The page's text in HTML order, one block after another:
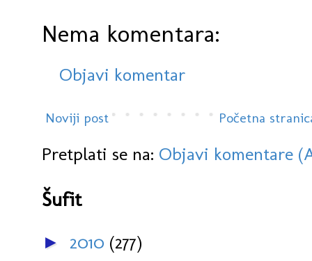
Nema komentara:
Objavi komentar
Noviji post Početna
Pretplati se na: Objavi komentare
Šufit
► 2010 (277)